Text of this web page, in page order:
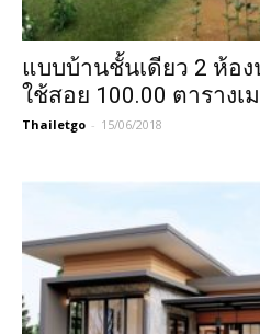
แบบบ้านชั้นเดียว 2 ห้อ
ใช้สอย 100.00 ตารางเ
Thailetgo - 15/06/2018